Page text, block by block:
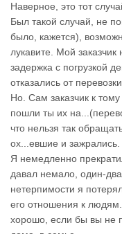
сто кинули меня с
рое время, чтобы
эти услуги есть. Не
ы, но Вы сами
Наверное, это тот
Был такой случай, не
было, кажется),
лукавите. Мой
задержка с погрузкой
отказались от
Но. Сам заказчик к
пошли ты их
что нельзя так
ох...евшие и зажрались.
Я немедленно
давал немало, один-
нетерпимости я
его отношения к
хорошо, если бы вы не